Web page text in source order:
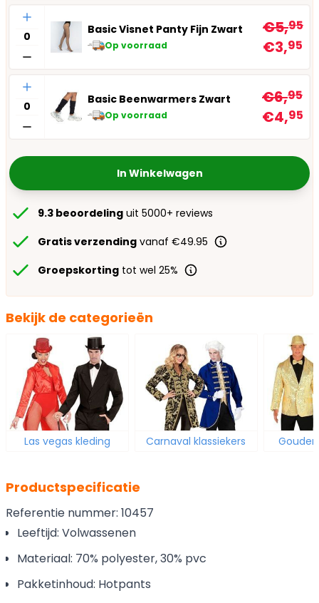
Aantal
Basic Visnet Panty Fijn Zwart
Op voorraad
€5,95
€3,95
Aantal
Basic Beenwarmers Zwart
Op voorraad
€6,95
€4,95
In Winkelwagen
9.3 beoordeling uit 5000+ reviews
Gratis verzending vanaf €49.95
Groepskorting tot wel 25%
Bekijk de categorieën
Las vegas kleding Carnaval klassiekers
Productspecificatie
Referentie nummer: 10457
Leeftijd: Volwassenen
Materiaal: 70% polyester, 30% pvc
Pakketinhoud: Hotpants